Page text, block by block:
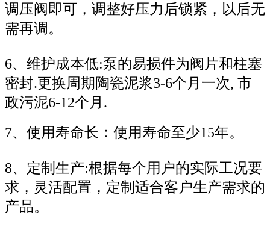
调压阀即可，调整好压力后锁紧，以后无
需再调。
6、维护成本低:泵的易损件为阀片和柱塞
密封.更换周期陶瓷泥浆3-6个月一次, 市
政污泥6-12个月.
7、使用寿命长：使用寿命至少15年。
8、定制生产:根据每个用户的实际工况要
求，灵活配置，定制适合客户生产需求的
产品。